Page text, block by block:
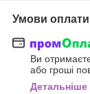
Умови оплати
Ви
або гроші
Детальніше